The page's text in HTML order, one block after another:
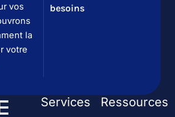
vos
la
votre
besoins
Services Ressources